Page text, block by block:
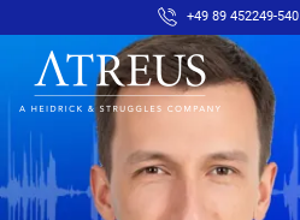
+49 89 452249-540